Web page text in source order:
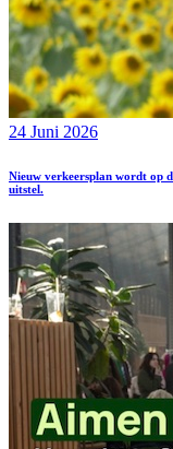
24 Juni 2026
Nieuw verkeersplan wordt op
uitstel.